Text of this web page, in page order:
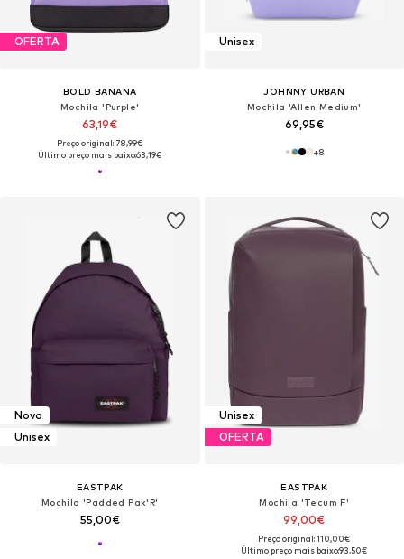
OFERTA
BOLD BANANA
Mochila 'Purple'
63,19€
Preço original: 78,99€
Último preço mais baixo:63,19€
Unisex
JOHNNY URBAN
Mochila 'Allen Medium'
69,95€
+8
Novo
Unisex
EASTPAK
Mochila 'Padded Pak'R'
55,00€
Unisex
OFERTA
EASTPAK
Mochila 'Tecum F'
99,00€
Preço original: 110,00€
Último preço mais baixo:93,50€